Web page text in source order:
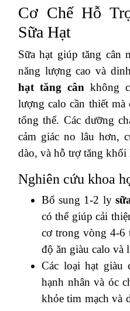
Cơ Chế Hỗ
Sữa Hạt
Sữa hạt giúp tăng cân
năng lượng cao và
hạt tăng cân không
lượng calo cần thiết mà
tổng thể. Các dưỡng
cảm giác no lâu hơn,
dào, và hỗ trợ tăng khối
Nghiên cứu khoa
Bổ sung 1-2 ly
có thể giúp cải
cơ trong vòng 4-6
độ ăn giàu calo và
Các loại hạt giàu
hạnh nhân và óc
khỏe tim mạch và